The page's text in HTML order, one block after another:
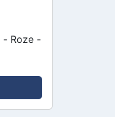
- Roze -